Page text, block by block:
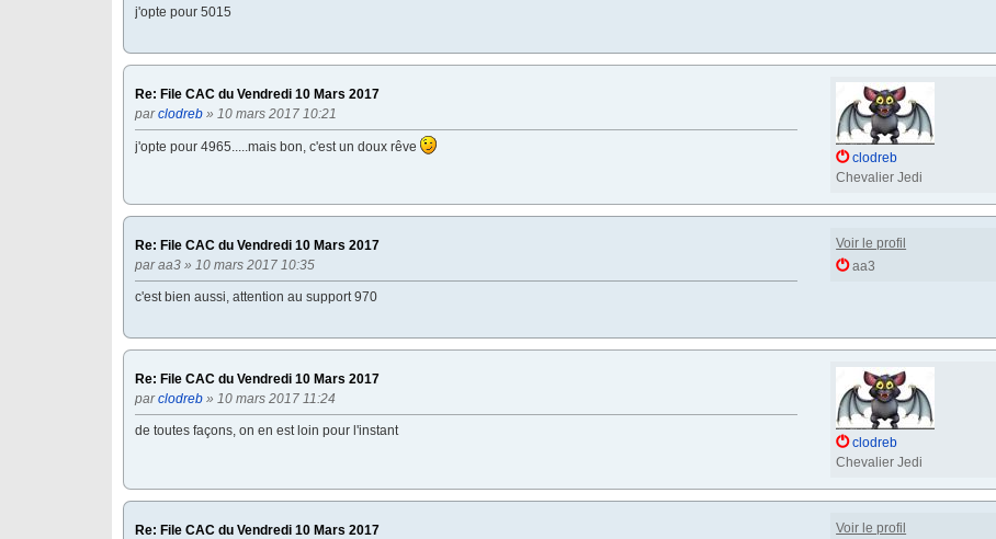
j'opte pour 5015
Re: File CAC du Vendredi 10 Mars 2017
parclodreb » 10 mars 2017 10:21
j'opte pour 4965.....mais bon, c'est un doux rêve
clodreb
Chevalier Jedi
Re: File CAC du Vendredi 10 Mars 2017
paraa3 » 10 mars 2017 10:35
c'est bien aussi, attention au support 970
Voir le profil
aa3
Re: File CAC du Vendredi 10 Mars 2017
parclodreb » 10 mars 2017 11:24
de toutes façons, on en est loin pour l'instant
clodreb
Chevalier Jedi
Re: File CAC du Vendredi 10 Mars 2017
Voir le profil